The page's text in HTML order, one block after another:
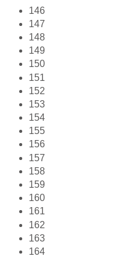
146
147
148
149
150
151
152
153
154
155
156
157
158
159
160
161
162
163
164